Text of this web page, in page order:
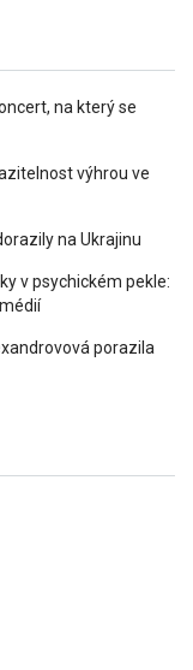
na který se
výhrou ve
na Ukrajinu
v psychickém pekle:
porazila